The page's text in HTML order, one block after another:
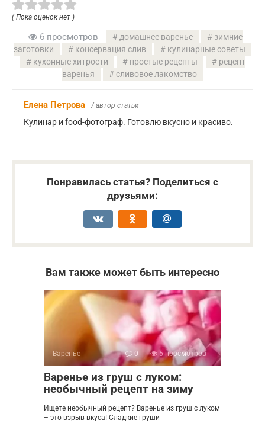
( Пока оценок нет )
6 просмотров домашнее варенье
зимние
заготовки
консервация слив
кулинарные советы
кухонные хитрости
простые рецепты
рецепт
варенья
сливовое лакомство
Елена Петрова / автор статьи
Кулинар и food-фотограф. Готовлю вкусно и красиво.
Понравилась статья? Поделиться с
друзьями:
Вам также может быть интересно
Варенье 0 5 просмотров
Варенье из груш с луком:
необычный рецепт на зиму
Ищете необычный рецепт? Варенье из груш с луком
– это взрыв вкуса! Сладкие груши